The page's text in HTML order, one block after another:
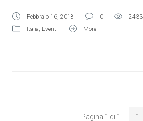
Febbraio 16, 2018 0
2433
Italia, Eventi More
Pagina 1 di 1 1